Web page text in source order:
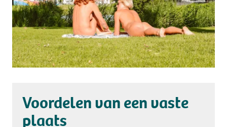
Voordelen van een vaste
plaats